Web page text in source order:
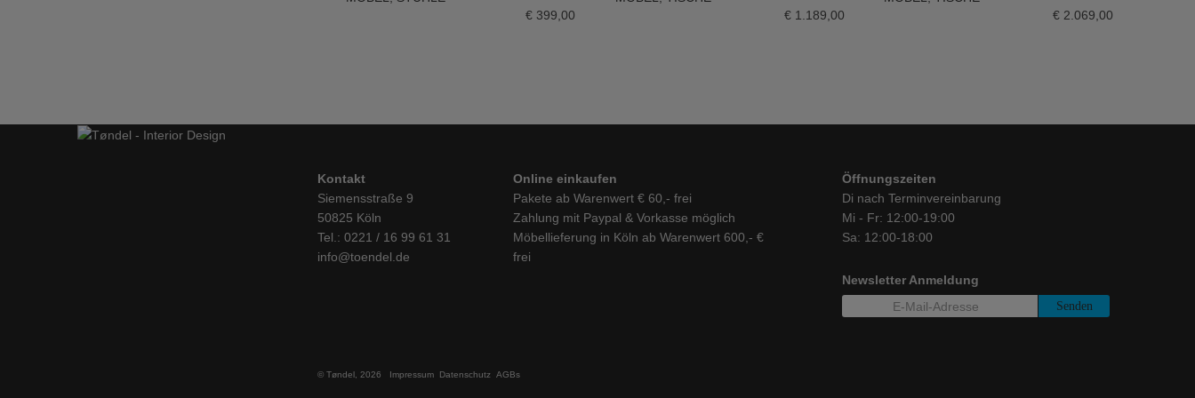
€ 399,00
€1.189,00
€ 2.069,00
Kontakt
Siemensstraße 9
50825 Köln
Tel.: 0221 / 16 99 61 31
info@toendel.de
Online einkaufen
Pakete ab Warenwert € 60,- frei
Zahlung mit Paypal & Vorkasse möglich
Möbellieferung in Köln ab Warenwert 600,- €
frei
Öffnungszeiten
Di nach Terminvereinbarung
Mi - Fr: 12:00-19:00
Sa: 12:00-18:00
Newsletter Anmeldung
© Tøndel, 2026 Impressum Datenschutz AGBs